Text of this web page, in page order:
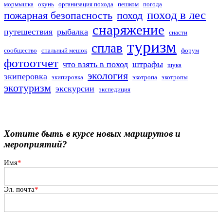
мормышка окунь организация похода пешком погода
пожарная безопасность поход поход в лес
путешествия рыбалка снаряжение снасти
сообщество спальный мешок сплав туризм форум
фотоотчет что взять в поход штрафы щука
экиперовка экипировка экология экотропа экотропы
экотуризм экскурсии экспедиция
Хотите быть в курсе новых маршрутов и
мероприятий?
Имя*
Эл. почта*